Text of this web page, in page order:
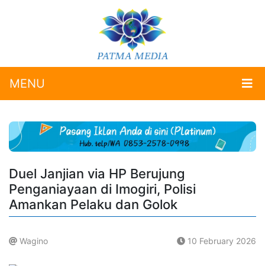
MENU
Duel Janjian via HP Berujung
Penganiayaan di Imogiri, Polisi
Amankan Pelaku dan Golok
Wagino 10 February 2026